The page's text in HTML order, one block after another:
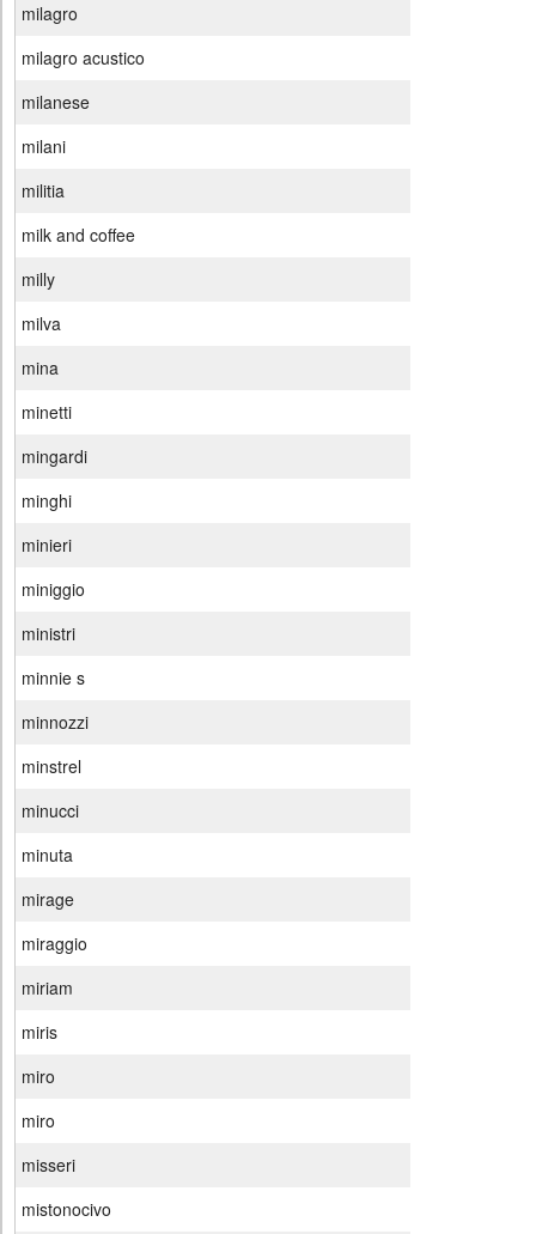
milagro
milagro acustico
milanese
milani
militia
milk and coffee
milly
milva
mina
minetti
mingardi
minghi
minieri
miniggio
ministri
minnie s
minnozzi
minstrel
minucci
minuta
mirage
miraggio
miriam
miris
miro
miro
misseri
mistonocivo